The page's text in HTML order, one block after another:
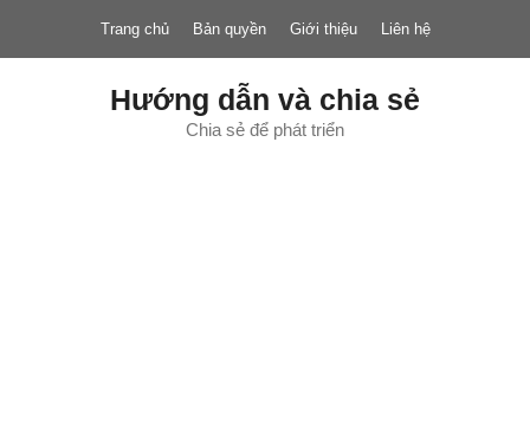
nội
Trang chủ Bản quyền Giới thiệu Liên hệ
Hướng dẫn và chia sẻ
Chia sẻ để phát triển